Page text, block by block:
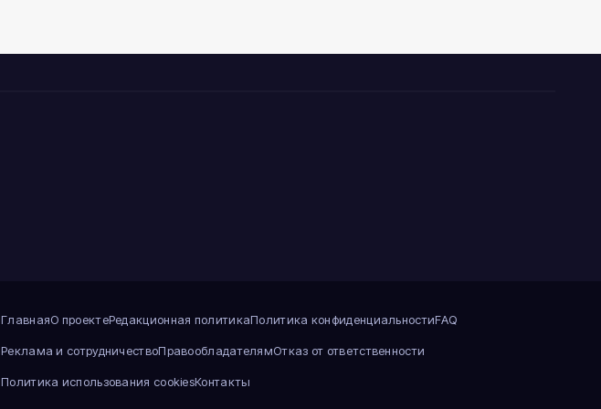
ГлавнаяО проектеРедакционная политикаПолитика конфиденциальностиFAQ
Реклама и сотрудничествоПравообладателямОтказ от ответственности
Политика использования cookiesКонтакты